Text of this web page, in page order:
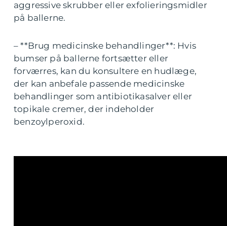
aggressive skrubber eller exfolieringsmidler
på ballerne.
– **Brug medicinske behandlinger**: Hvis
bumser på ballerne fortsætter eller
forværres, kan du konsultere en hudlæge,
der kan anbefale passende medicinske
behandlinger som antibiotikasalver eller
topikale cremer, der indeholder
benzoylperoxid.